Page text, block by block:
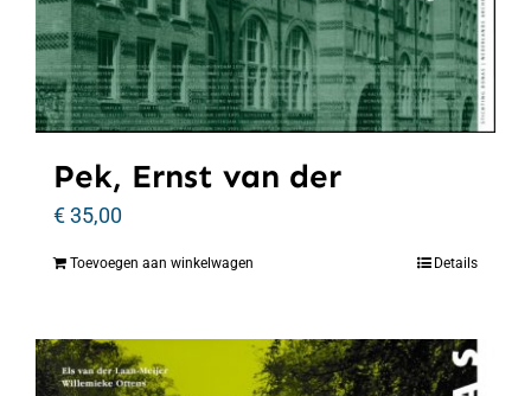
Pek, Ernst van der
€35,00
Toevoegen aan winkelwagen Details